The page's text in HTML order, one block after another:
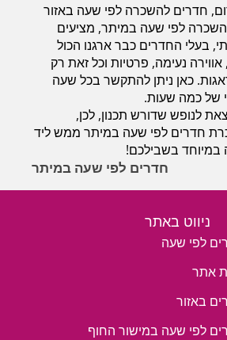
חדרים להשכרה לפי שעה באזור
לפי שעה במיתר, מציעים
בעלי החדרים כבר ארגנו הכול
נעימה, פרטיות וכל זאת רק
כאן ניתן להתקשר בכל שעה
של כמה שעות.
לנופש שדורש תכנון, לכן,
חדרים לפי שעה במיתר ממש ליד
בשבילכם!
חדרים לפי שעה במיתר
ניווט באתר
לפי שעה
אתר
באזור
לפי שעה במישור החוף